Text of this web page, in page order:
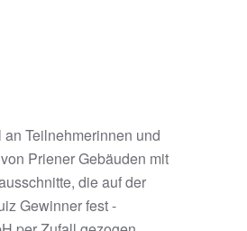
Teilnehmerinnen und
Priener Gebäuden mit
die auf der
Gewinner fest -